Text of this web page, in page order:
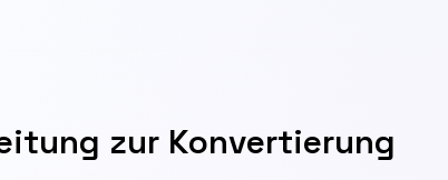
zur Konvertierung